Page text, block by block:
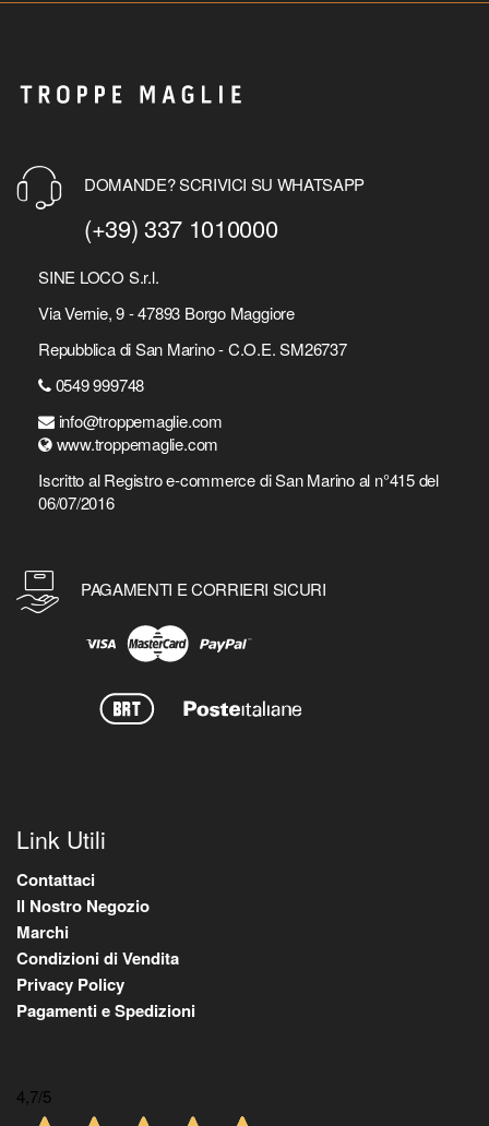
DOMANDE? SCRIVICI SU WHATSAPP
(+39) 337 1010000
SINE LOCO S.r.l.
Via Vernie, 9 - 47893 Borgo Maggiore
Repubblica di San Marino - C.O.E. SM26737
0549 999748
info@troppemaglie.com
www.troppemaglie.com
Iscritto al Registro e-commerce di San Marino al n°415 del
06/07/2016
PAGAMENTI E CORRIERI SICURI
Link Utili
Contattaci
Il Nostro Negozio
Marchi
Condizioni di Vendita
Privacy Policy
Pagamenti e Spedizioni
4,7/5